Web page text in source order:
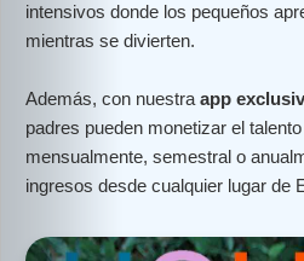
intensivos donde los pequeños
mientras se divierten.
Además, con nuestra app
padres pueden monetizar el
mensualmente, semestral o
ingresos desde cualquier lugar de